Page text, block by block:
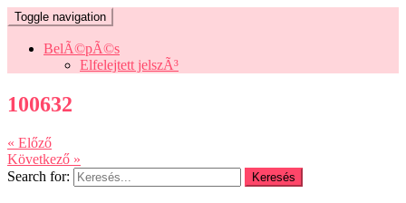
Toggle navigation
BelÃ©pÃ©s
Elfelejtett jelszÃ³
100632
« Előző
Következő »
Search for: